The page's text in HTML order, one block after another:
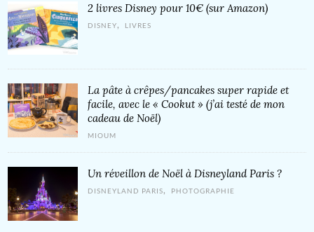
2 livres Disney pour 10€ (sur Amazon)
DISNEY, LIVRES
La pâte à crêpes/pancakes super rapide et
facile, avec le « Cookut » (j’ai testé de mon
cadeau de Noël)
MIOUM
Un réveillon de Noël à Disneyland Paris ?
DISNEYLAND PARIS, PHOTOGRAPHIE